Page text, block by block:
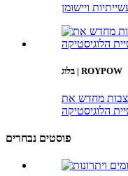
ויישומן
בלוג | ROYPOW
מחדש את
פוסטים נבחרים